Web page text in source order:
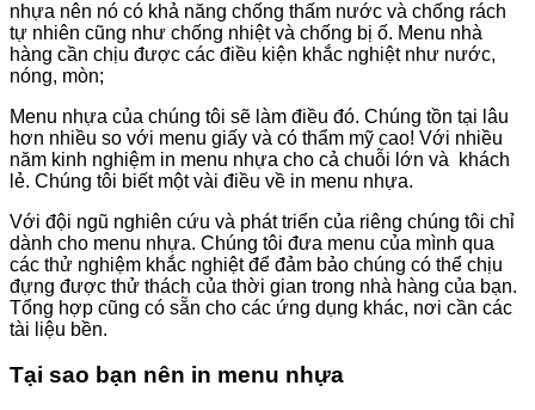
nhựa nên nó có khả năng chống thấm nước và chống rách
tự nhiên cũng như chống nhiệt và chống bị ố. Menu nhà
hàng cần chịu được các điều kiện khắc nghiệt như nước,
nóng, mòn;
Menu nhựa của chúng tôi sẽ làm điều đó. Chúng tồn tại lâu
hơn nhiều so với menu giấy và có thẩm mỹ cao! Với nhiều
năm kinh nghiệm in menu nhựa cho cả chuỗi lớn và khách
lẻ. Chúng tôi biết một vài điều về in menu nhựa.
Với đội ngũ nghiên cứu và phát triển của riêng chúng tôi chỉ
dành cho menu nhựa. Chúng tôi đưa menu của mình qua
các thử nghiệm khắc nghiệt để đảm bảo chúng có thể chịu
đựng được thử thách của thời gian trong nhà hàng của bạn.
Tổng hợp cũng có sẵn cho các ứng dụng khác, nơi cần các
tài liệu bền.
Tại sao bạn nên in menu nhựa